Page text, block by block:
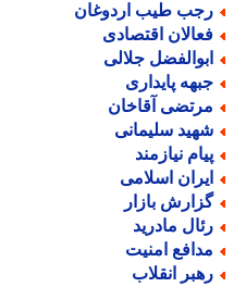
طیب اردوغان
اقتصادی
جلالی
پایداری
آقاخان
سلیمانی
نیازمند
اسلامی
بازار
مادرید
امنیت
انقلاب